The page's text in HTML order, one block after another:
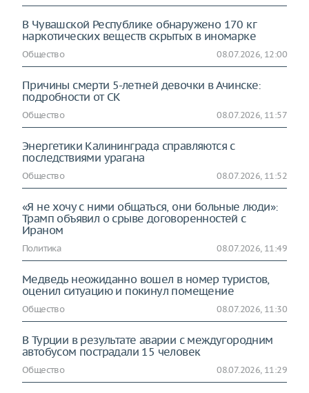
В Чувашской Республике обнаружено 170 кг
наркотических веществ скрытых в иномарке
Общество 08.07.2026, 12:00
Причины смерти 5-летней девочки в Ачинске:
подробности от СК
Общество 08.07.2026, 11:57
Энергетики Калининграда справляются с
последствиями урагана
Общество 08.07.2026, 11:52
«Я не хочу с ними общаться, они больные люди»:
Трамп объявил о срыве договоренностей с
Ираном
Политика 08.07.2026, 11:49
Медведь неожиданно вошел в номер туристов,
оценил ситуацию и покинул помещение
Общество 08.07.2026, 11:30
В Турции в результате аварии с междугородним
автобусом пострадали 15 человек
Общество 08.07.2026, 11:29